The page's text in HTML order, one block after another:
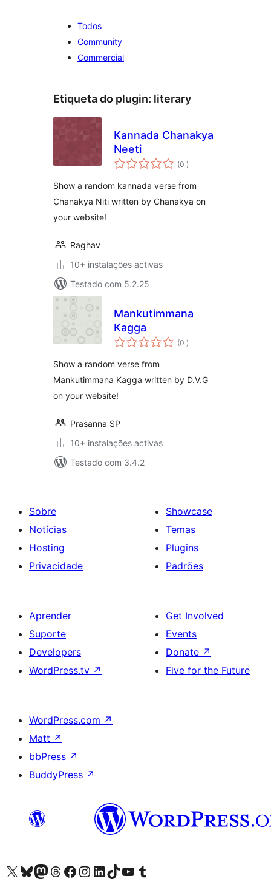
Todos
Community
Commercial
Etiqueta do plugin: literary
Kannada Chanakya
Neeti
(0 classificações
)
Show a random kannada verse from
Chanakya Niti written by Chanakya on
your website!
Raghav
10+ instalações activas
Testado com 5.2.25
Mankutimmana
Kagga
(0 classificações
)
Show a random verse from
Mankutimmana Kagga written by D.V.G
on your website!
Prasanna SP
10+ instalações activas
Testado com 3.4.2
Sobre
Notícias
Hosting
Privacidade
Showcase
Temas
Plugins
Padrões
Aprender
Suporte
Developers
WordPress.tv ↗
Get Involved
Events
Donate ↗
Five for the Future
WordPress.com ↗
Matt ↗
bbPress ↗
BuddyPress ↗
Visite a nossa conta X (antigo Twitter)
Visit our Bluesky account
Visit our Mastodon account
Visit our Threads account
Visite a nossa página do Facebook
Visite a nossa conta no Instagram
Visite a nossa conta no LinkedIn
Visit our TikTok account
Visit our YouTube channel
Visit our Tumblr account